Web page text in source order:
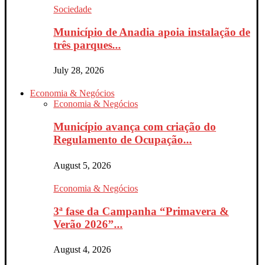
Sociedade
Município de Anadia apoia instalação de
três parques...
July 28, 2026
Economia & Negócios
Economia & Negócios
Município avança com criação do
Regulamento de Ocupação...
August 5, 2026
Economia & Negócios
3ª fase da Campanha “Primavera &
Verão 2026”...
August 4, 2026